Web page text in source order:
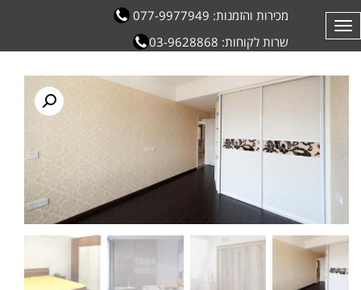
מכירות והזמנות: 077-9977949
שרות לקוחות: 03-9628868
תפריט